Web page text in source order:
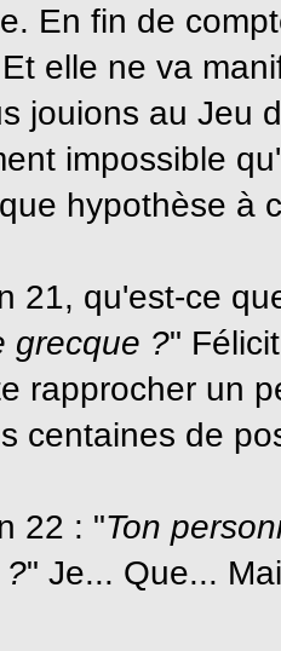
En fin de
elle ne va
jouions au Jeu
impossible
hypothèse à
21, qu'est-ce
grecque ?"
rapprocher un
centaines de
22 : "Ton
?" Je... Que...